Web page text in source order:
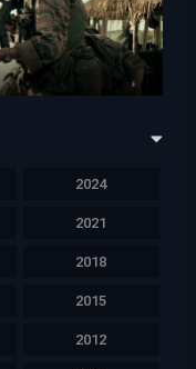
2024
2021
2018
2015
2012